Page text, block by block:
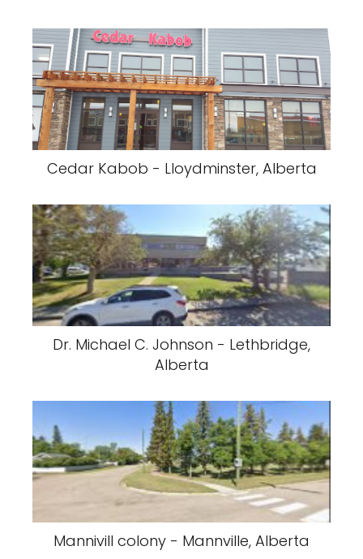
Cedar Kabob - Lloydminster, Alberta
Dr. Michael C. Johnson - Lethbridge,
Alberta
Mannivill colony - Mannville, Alberta